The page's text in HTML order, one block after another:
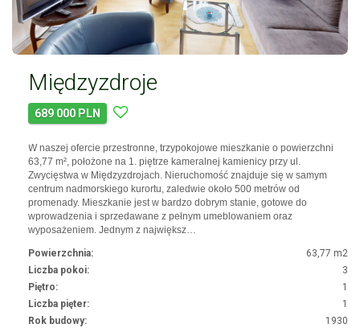
Międzyzdroje
689 000 PLN
W naszej ofercie przestronne, trzypokojowe mieszkanie o powierzchni
63,77 m², położone na 1. piętrze kameralnej kamienicy przy ul.
Zwycięstwa w Międzyzdrojach. Nieruchomość znajduje się w samym
centrum nadmorskiego kurortu, zaledwie około 500 metrów od
promenady. Mieszkanie jest w bardzo dobrym stanie, gotowe do
wprowadzenia i sprzedawane z pełnym umeblowaniem oraz
wyposażeniem. Jednym z największ…
Powierzchnia:
63,77 m2
Liczba pokoi:
3
Piętro:
1
Liczba pięter:
1
Rok budowy:
1930